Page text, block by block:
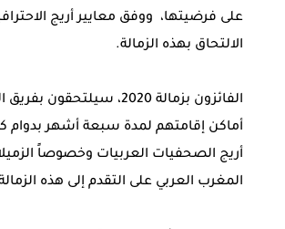
على فرضيتها، ووفق معايير أريج
الالتحاق بهذه الزمالة.
الفائزون بزمالة 2020، سيلتحقون
أماكن إقامتهم لمدة سبعة أشهر
أريج الصحفيات العربيات وخصوصاً
المغرب العربي على التقدم إلى هذه